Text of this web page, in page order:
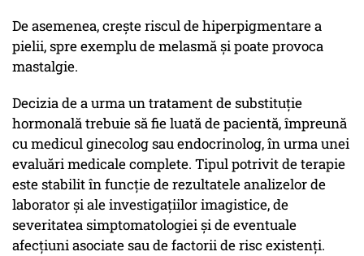
De asemenea, crește riscul de hiperpigmentare a
pielii, spre exemplu de melasmă și poate provoca
mastalgie.
Decizia de a urma un tratament de substituție
hormonală trebuie să fie luată de pacientă, împreună
cu medicul ginecolog sau endocrinolog, în urma unei
evaluări medicale complete. Tipul potrivit de terapie
este stabilit în funcție de rezultatele analizelor de
laborator și ale investigațiilor imagistice, de
severitatea simptomatologiei și de eventuale
afecțiuni asociate sau de factorii de risc existenți.